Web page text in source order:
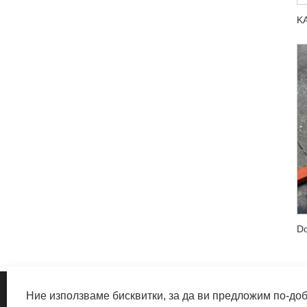
Ние използваме бисквитки, за да ви предложим по-